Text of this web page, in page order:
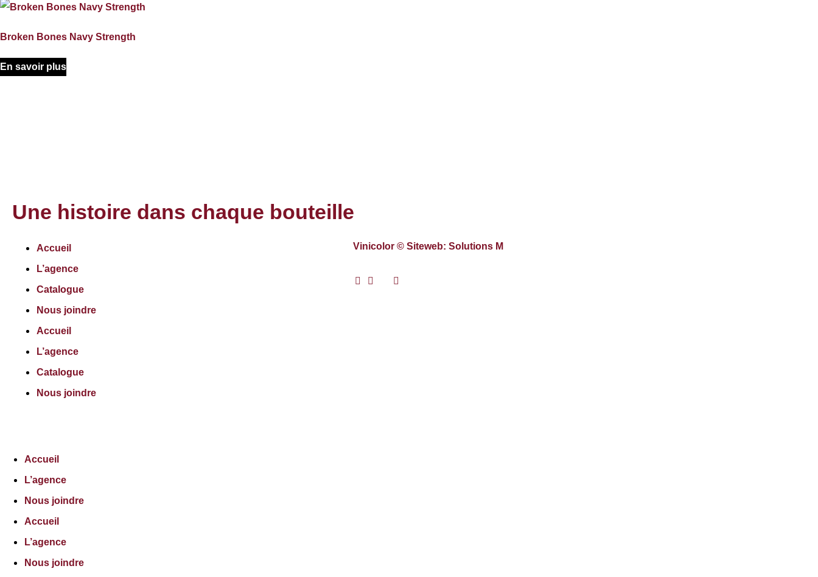
Broken Bones Navy Strength
En savoir plus
Une histoire dans chaque bouteille
Accueil
L’agence
Catalogue
Nous joindre
Accueil
L’agence
Catalogue
Nous joindre
Vinicolor © Siteweb: Solutions M
Accueil
L’agence
Nous joindre
Accueil
L’agence
Nous joindre